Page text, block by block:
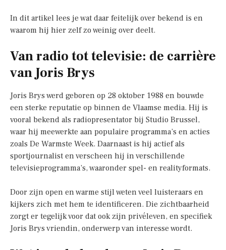
In dit artikel lees je wat daar feitelijk over bekend is en
waarom hij hier zelf zo weinig over deelt.
Van radio tot televisie: de carrière
van Joris Brys
Joris Brys werd geboren op 28 oktober 1988 en bouwde
een sterke reputatie op binnen de Vlaamse media. Hij is
vooral bekend als radiopresentator bij Studio Brussel,
waar hij meewerkte aan populaire programma’s en acties
zoals De Warmste Week. Daarnaast is hij actief als
sportjournalist en verscheen hij in verschillende
televisieprogramma’s, waaronder spel- en realityformats.
Door zijn open en warme stijl weten veel luisteraars en
kijkers zich met hem te identificeren. Die zichtbaarheid
zorgt er tegelijk voor dat ook zijn privéleven, en specifiek
Joris Brys vriendin, onderwerp van interesse wordt.